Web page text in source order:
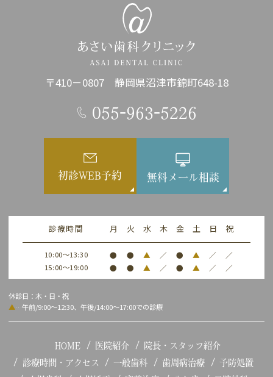
〒410－0807 静岡県沼津市錦町648-18
055-963-5226
初診WEB予約 無料メール相談
診療時間 月 火 水 木 金 土 日 祝
10:00～13:30 ● ● ▲ ／ ● ▲ ／ ／
15:00～19:00 ● ● ▲ ／ ● ▲ ／ ／
休診日：木・日・祝
▲…午前/9:00～12:30、午後/14:00～17:00での診療
HOME 医院紹介
院長・スタッフ紹介
診療時間・アクセス
一般歯科 歯周病治療
予防処置